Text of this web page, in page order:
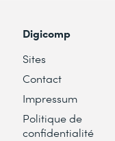
Digicomp
Sites
Contact
Impressum
Politique de
confidentialité